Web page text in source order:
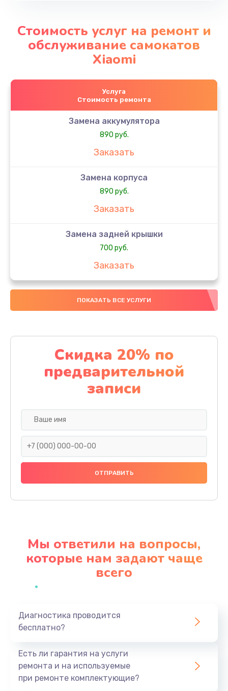
Стоимость услуг на ремонт и
обслуживание самокатов
Xiaomi
Услуга
Стоимость ремонта
Замена аккумулятора
890 руб.
Заказать
Замена корпуса
890 руб.
Заказать
Замена задней крышки
700 руб.
Заказать
Комплексная чистка
900 руб.
Замена стекла
1100 руб.
Заказать
Замена разъема питания
600 руб.
Заказать
Ремонт мультиконтроллера
Замена кнопки включения
Заказать
ПОКАЗАТЬ ВСЕ УСЛУГИ
Скидка 20% по
предварительной
записи
Мы ответили на вопросы,
которые нам задают чаще
всего
Диагностика проводится
бесплатно?
Есть ли гарантия на услуги
ремонта и на используемые
при ремонте комплектующие?